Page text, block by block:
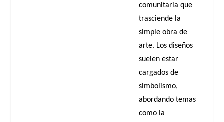
comunitaria que
trasciende la
simple obra de
arte. Los diseños
suelen estar
cargados de
simbolismo,
abordando temas
como la